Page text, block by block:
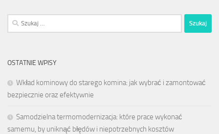
Szukaj:
OSTATNIE WPISY
Wkład kominowy do starego komina: jak wybrać i zamontować
bezpiecznie oraz efektywnie
Samodzielna termomodernizacja: które prace wykonać
samemu, by uniknąć błędów i niepotrzebnych kosztów